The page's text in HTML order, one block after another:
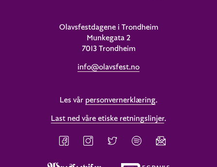
Olavsfestdagene i Trondheim
Munkegata 2
7013 Trondheim
info@olavsfest.no
Les vår personvernerklæring.
Last ned våre etiske retningslinjer.